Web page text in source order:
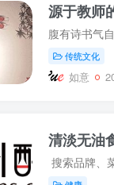
源于教师
传统文化
如意
清淡无油